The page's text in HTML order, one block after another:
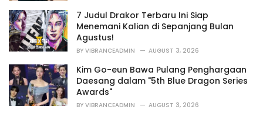
7 Judul Drakor Terbaru Ini Siap
Menemani Kalian di Sepanjang Bulan
Agustus!
BY VIBRANCEADMIN AUGUST 3, 2026
Kim Go-eun Bawa Pulang Penghargaan
Daesang dalam "5th Blue Dragon Series
Awards"
BY VIBRANCEADMIN AUGUST 3, 2026